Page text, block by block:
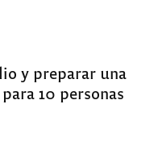
y preparar una
10 personas